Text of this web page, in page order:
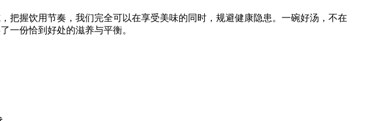
握饮用节奏，我们完全可以在享受美味的同时，规避健康隐患。一碗好汤，不在
一份恰到好处的滋养与平衡。